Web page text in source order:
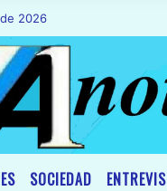
2026 Hoy es Viernes 7
SOCIEDAD